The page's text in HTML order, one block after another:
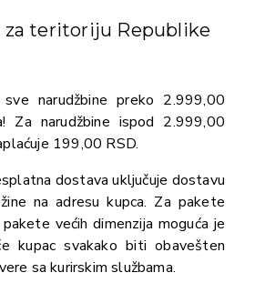
za teritoriju Republike
narudžbine preko 2.999,00
Za narudžbine ispod 2.999,00
199,00 RSD.
dostava uključuje dostavu
na adresu kupca. Za pakete
većih dimenzija moguća je
kupac svakako biti obavešten
sa kurirskim službama.